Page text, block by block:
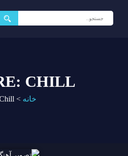
جستجو
برای:
CHILL
خانه >